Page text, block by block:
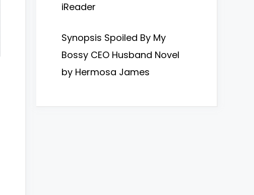
iReader
Synopsis Spoiled By My
Bossy CEO Husband Novel
by Hermosa James